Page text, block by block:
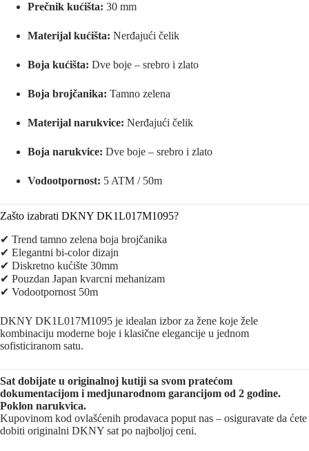
Prečnik kućišta: 30 mm
Materijal kućišta: Nerđajući čelik
Boja kućišta: Dve boje – srebro i zlato
Boja brojčanika: Tamno zelena
Materijal narukvice: Nerđajući čelik
Boja narukvice: Dve boje – srebro i zlato
Vodootpornost: 5 ATM / 50m
Zašto izabrati DKNY DK1L017M1095?
✔ Trend tamno zelena boja brojčanika
✔ Elegantni bi-color dizajn
✔ Diskretno kućište 30mm
✔ Pouzdan Japan kvarcni mehanizam
✔ Vodootpornost 50m
DKNY DK1L017M1095 je idealan izbor za žene koje žele
kombinaciju moderne boje i klasične elegancije u jednom
sofisticiranom satu.
Sat dobijate u originalnoj kutiji sa svom pratećom
dokumentacijom i medjunarodnom garancijom od 2 godine.
Poklon narukvica.
Kupovinom kod ovlašćenih prodavaca poput nas – osiguravate da ćete
dobiti originalni DKNY sat po najboljoj ceni.